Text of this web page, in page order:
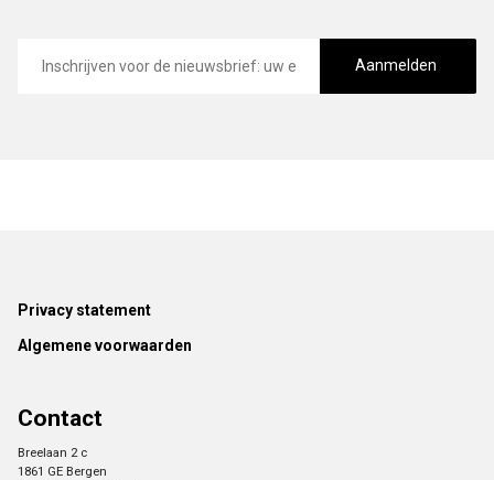
mailadres
Aanmelden
Footer
Privacy statement
Algemene voorwaarden
Contact
Breelaan 2 c
1861 GE Bergen